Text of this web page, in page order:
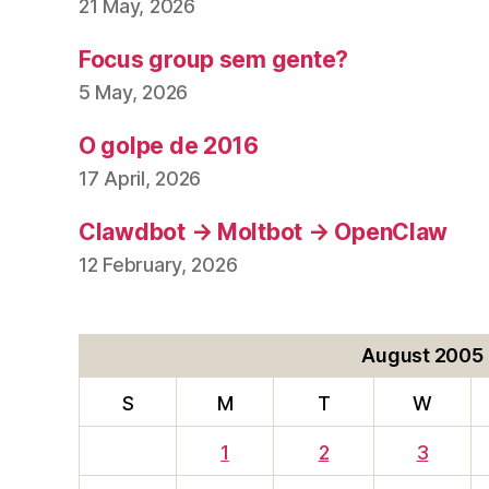
21 May, 2026
Focus group sem gente?
5 May, 2026
O golpe de 2016
17 April, 2026
Clawdbot → Moltbot → OpenClaw
12 February, 2026
August 2005
S M T W
1 2 3